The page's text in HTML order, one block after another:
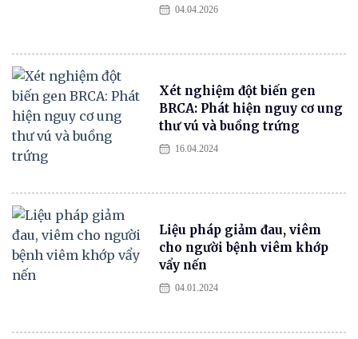
04.04.2026
Xét nghiệm đột biến gen
BRCA: Phát hiện nguy cơ ung
thư vú và buồng trứng
16.04.2024
Liệu pháp giảm đau, viêm
cho người bệnh viêm khớp
vẩy nến
04.01.2024